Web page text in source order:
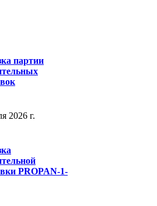
партии
2026 г.
PROPAN-1-